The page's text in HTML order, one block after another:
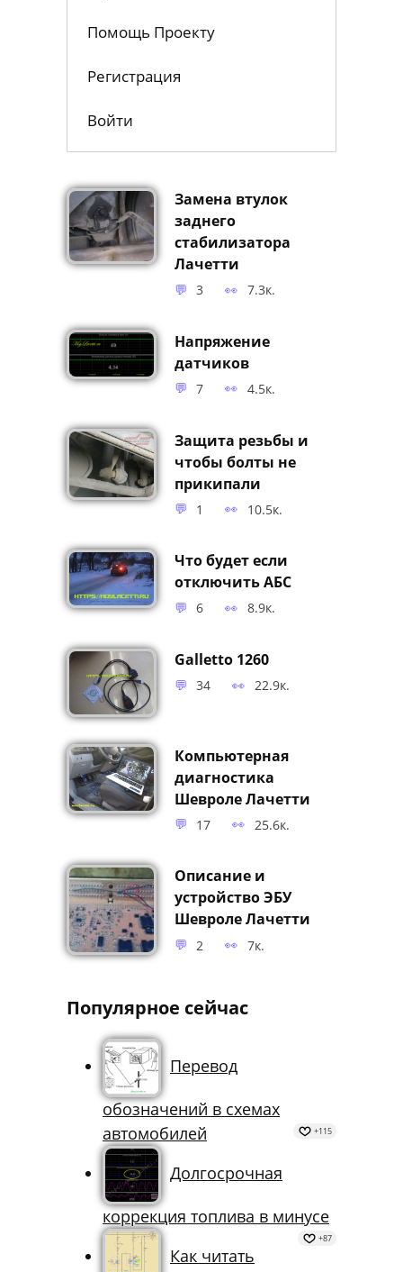
Помощь Проекту
Регистрация
Войти
Замена втулок
заднего
стабилизатора
Лачетти
3 7.3к.
Напряжение
датчиков
7 4.5к.
Защита резьбы и
чтобы болты не
прикипали
1 10.5к.
Что будет если
отключить АБС
6 8.9к.
Galletto 1260
34 22.9к.
Компьютерная
диагностика
Шевроле Лачетти
17 25.6к.
Описание и
устройство ЭБУ
Шевроле Лачетти
2 7к.
Популярное сейчас
Перевод
обозначений в схемах
автомобилей
+115
Долгосрочная
коррекция топлива в минусе
+87
Как читать